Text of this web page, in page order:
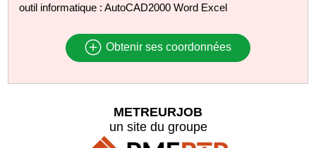
outil informatique : AutoCAD2000 Word Excel
Obtenir ses coordonnées
METREURJOB
un site du groupe